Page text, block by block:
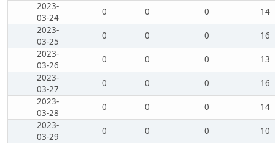
2023-
03-24
0 0 0
14
2023-
03-25
0 0 0
16
2023-
03-26
0 0 0
13
2023-
03-27
0 0 0
16
2023-
03-28
0 0 0
14
2023-
03-29
0 0 0
10